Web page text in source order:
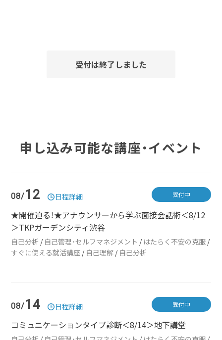
受付は終了しました
申し込み可能な講座・イベント
08/12 日程詳細
★開催迫る！★アナウンサーから学ぶ面接会話術＜8/12
＞TKPガーデンシティ渋谷
自己分析 / 自己管理・セルフマネジメント / はたらく不安の克服 /
すぐに使える就活講座 / 自己理解 / 自己分析
受付中
08/14 日程詳細
コミュニケーションタイプ診断＜8/14＞地下講堂
受付中